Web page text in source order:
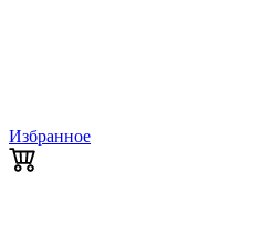
Избранное